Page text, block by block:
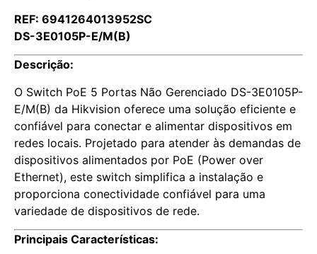
REF: 6941264013952SC
DS-3E0105P-E/M(B)
Descrição:
O Switch PoE 5 Portas Não Gerenciado DS-3E0105P-
E/M(B) da Hikvision oferece uma solução eficiente e
confiável para conectar e alimentar dispositivos em
redes locais. Projetado para atender às demandas de
dispositivos alimentados por PoE (Power over
Ethernet), este switch simplifica a instalação e
proporciona conectividade confiável para uma
variedade de dispositivos de rede.
Principais Características: